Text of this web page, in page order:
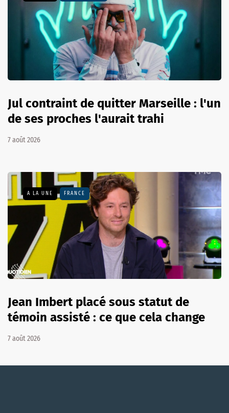
Jul contraint de quitter Marseille : l'un
de ses proches l'aurait trahi
7 août 2026
A LA UNE FRANCE
Jean Imbert placé sous statut de
témoin assisté : ce que cela change
7 août 2026